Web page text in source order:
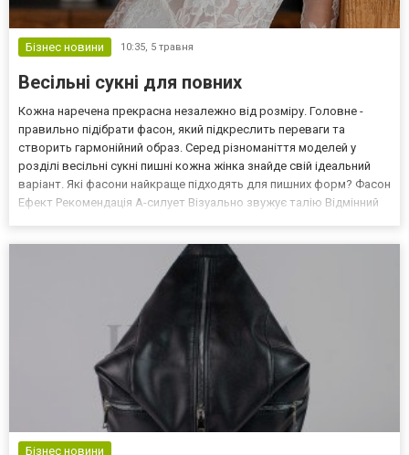
Бізнес новини 10:35, 5 травня
Весільні сукні для повних
Кожна наречена прекрасна незалежно від розміру. Головне -
правильно підібрати фасон, який підкреслить переваги та
створить гармонійний образ. Серед різноманіття моделей у
розділі весільні сукні пишні кожна жінка знайде свій ідеальний
варіант. Які фасони найкраще підходять для пишних форм? Фасон
Ефект Рекомендація A-силует Візуально звужує талію Відмінний
Бізнес новини